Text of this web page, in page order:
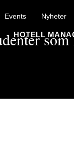
Nyheter
Events
HOTELL